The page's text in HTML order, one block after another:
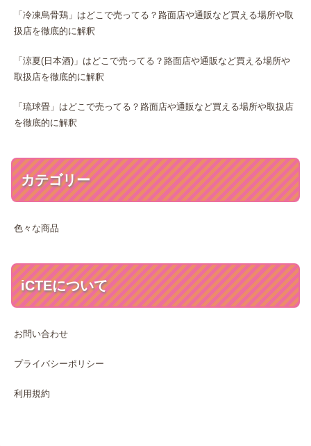
「冷凍烏骨鶏」はどこで売ってる？路面店や通販など買える場所や取
扱店を徹底的に解釈
「涼夏(日本酒)」はどこで売ってる？路面店や通販など買える場所や
取扱店を徹底的に解釈
「琉球畳」はどこで売ってる？路面店や通販など買える場所や取扱店
を徹底的に解釈
カテゴリー
色々な商品
iCTEについて
お問い合わせ
プライバシーポリシー
利用規約